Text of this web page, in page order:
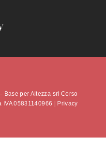
Base per Altezza srl Corso
05831140966 |
Privacy